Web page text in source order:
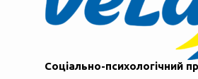
Соціально-психологічний